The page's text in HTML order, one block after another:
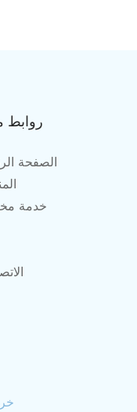
روابط
الصفحة
خدمة